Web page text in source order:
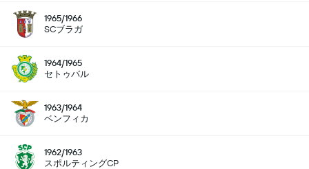
1965/1966
SCブラガ
1964/1965
セトゥバル
1963/1964
ベンフィカ
1962/1963
スポルティングCP